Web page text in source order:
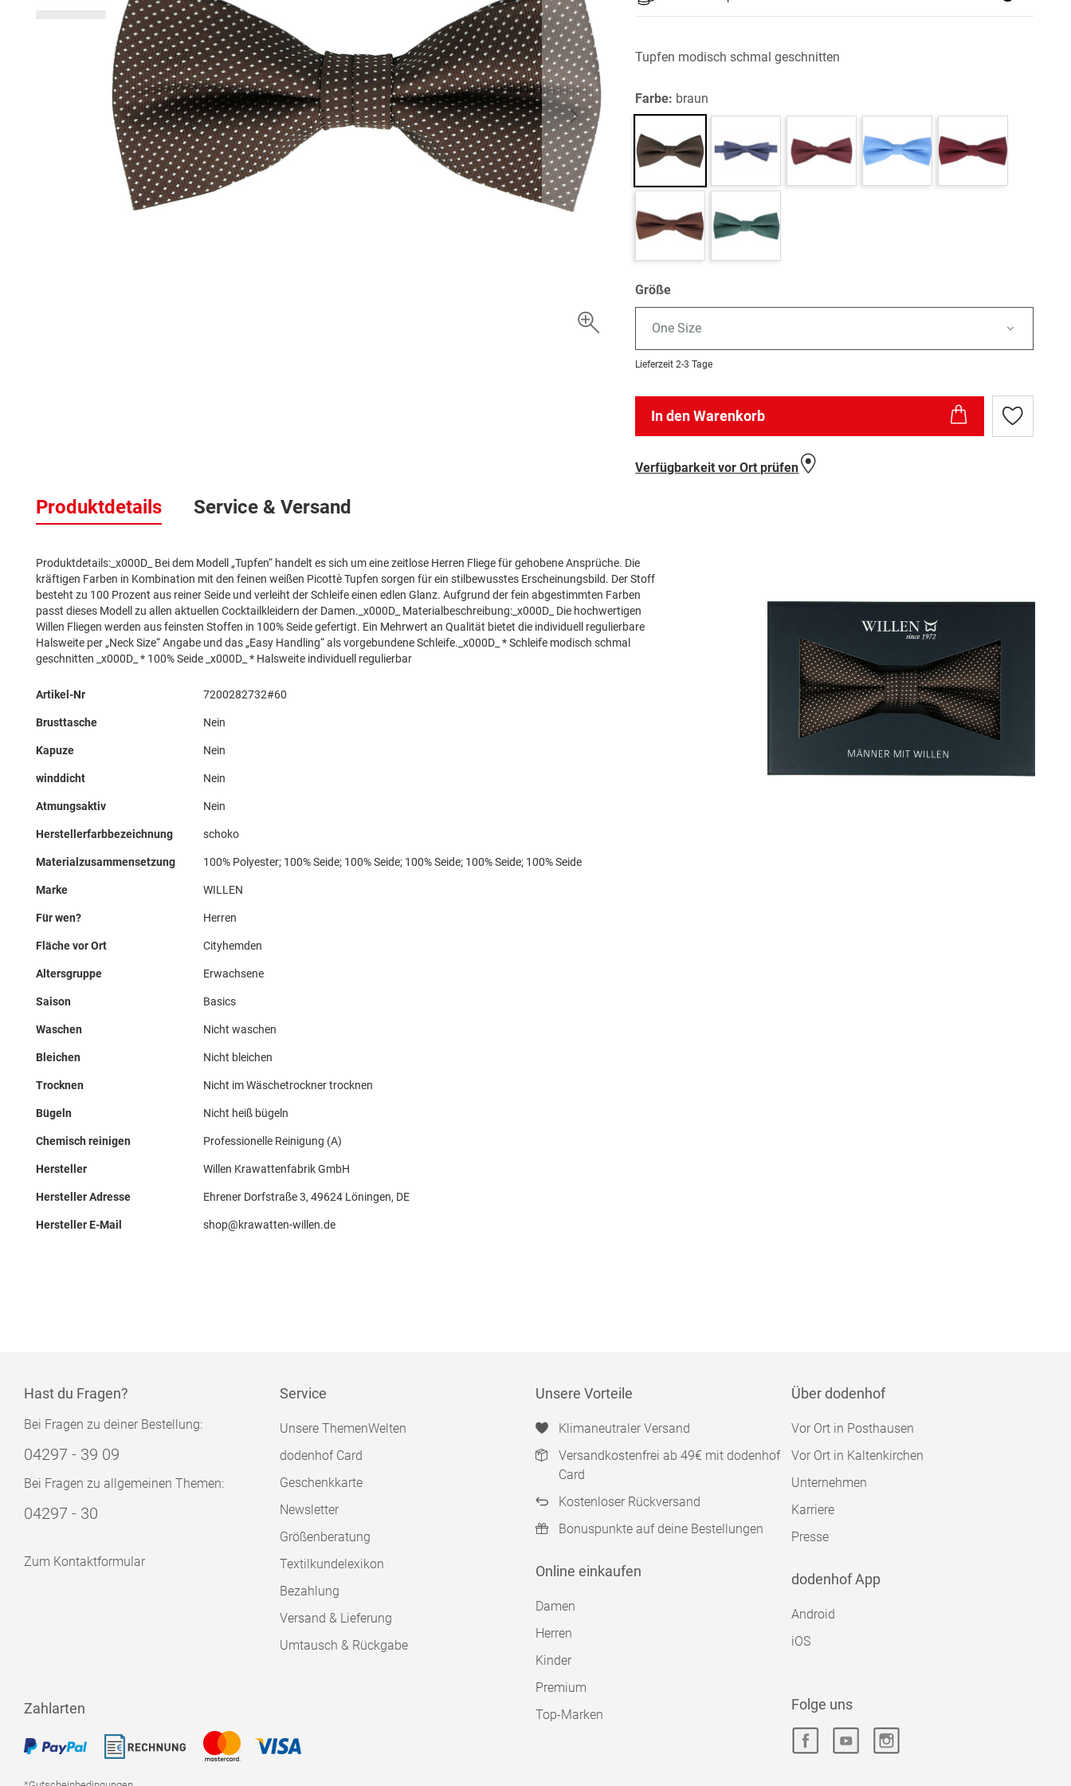
Tupfen modisch schmal geschnitten
Farbe: braun
Größe
One Size
Lieferzeit 2-3 Tage
In den Warenkorb
Zur
Wunschliste
Verfügbarkeit vor Ort prüfen
Produktdetails
Produktdetails:_x000D_ Bei dem Modell „Tupfen“ handelt es sich um eine zeitlose Herren Fliege für gehobene Ansprüche. Die
kräftigen Farben in Kombination mit den feinen weißen Picottè Tupfen sorgen für ein stilbewusstes Erscheinungsbild. Der Stoff
besteht zu 100 Prozent aus reiner Seide und verleiht der Schleife einen edlen Glanz. Aufgrund der fein abgestimmten Farben
passt dieses Modell zu allen aktuellen Cocktailkleidern der Damen._x000D_ Materialbeschreibung:_x000D_ Die hochwertigen
Willen Fliegen werden aus feinsten Stoffen in 100% Seide gefertigt. Ein Mehrwert an Qualität bietet die individuell regulierbare
Halsweite per „Neck Size“ Angabe und das „Easy Handling“ als vorgebundene Schleife._x000D_ * Schleife modisch schmal
geschnitten _x000D_ * 100% Seide _x000D_ * Halsweite individuell regulierbar
Mehr
Artikel-Nr 7200282732#60
Brusttasche Nein
Kapuze Nein
winddicht Nein
Atmungsaktiv Nein
Herstellerfarbbezeichnung schoko
Materialzusammensetzung 100% Polyester; 100% Seide; 100% Seide; 100% Seide; 100% Seide; 100% Seide
Marke WILLEN
Für wen? Herren
Fläche vor Ort Cityhemden
Altersgruppe Erwachsene
Saison Basics
Waschen Nicht waschen
Bleichen Nicht bleichen
Trocknen Nicht im Wäschetrockner trocknen
Bügeln Nicht heiß bügeln
Chemisch reinigen Professionelle Reinigung (A)
Hersteller Willen Krawattenfabrik GmbH
Hersteller Adresse Ehrener Dorfstraße 3, 49624 Löningen, DE
Hersteller E-Mail shop@krawatten-willen.de
Service & Versand
Hast du Fragen?
Bei Fragen zu deiner Bestellung:
04297 - 39 09
Bei Fragen zu allgemeinen Themen:
04297 - 30
Zum Kontaktformular
Service
Unsere ThemenWelten
dodenhof Card
Geschenkkarte
Newsletter
Größenberatung
Textilkundelexikon
Bezahlung
Versand & Lieferung
Umtausch & Rückgabe
Unsere Vorteile
Klimaneutraler Versand
Versandkostenfrei ab 49€ mit dodenhof
Card
Kostenloser Rückversand
Bonuspunkte auf deine Bestellungen
Online einkaufen
Damen
Herren
Kinder
Premium
Top-Marken
Über dodenhof
Vor Ort in Posthausen
Vor Ort in Kaltenkirchen
Unternehmen
Karriere
Presse
dodenhof App
Android
iOS
Zahlarten Folge uns